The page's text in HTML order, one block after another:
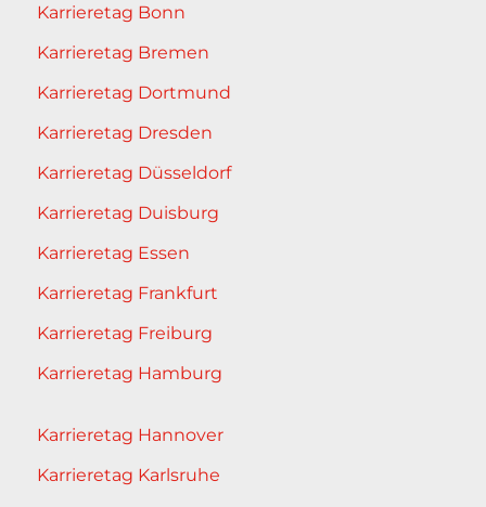
Karrieretag Bonn
Karrieretag Bremen
Karrieretag Dortmund
Karrieretag Dresden
Karrieretag Düsseldorf
Karrieretag Duisburg
Karrieretag Essen
Karrieretag Frankfurt
Karrieretag Freiburg
Karrieretag Hamburg
Karrieretag Hannover
Karrieretag Karlsruhe